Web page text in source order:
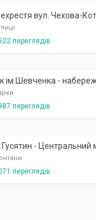
вул. Чехова-
переглядів
переглядів
переглядів